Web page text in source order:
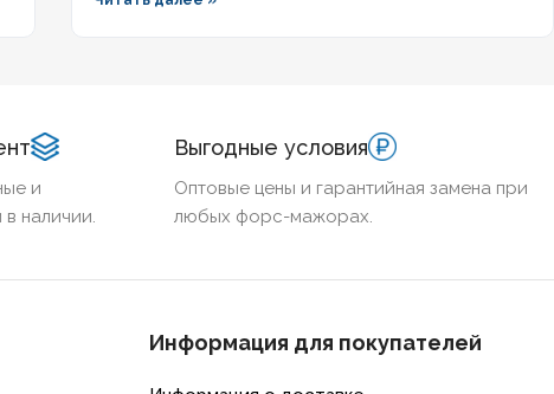
технические характеристики алюминиевых
и
наличии.
Выгодные условия
Оптовые цены и гарантийная замена при
любых форс-мажорах.
Информация для покупателей